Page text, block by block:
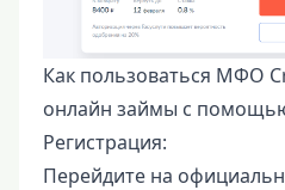
Как пользоваться МФО
онлайн займы с
Регистрация:
Перейдите на